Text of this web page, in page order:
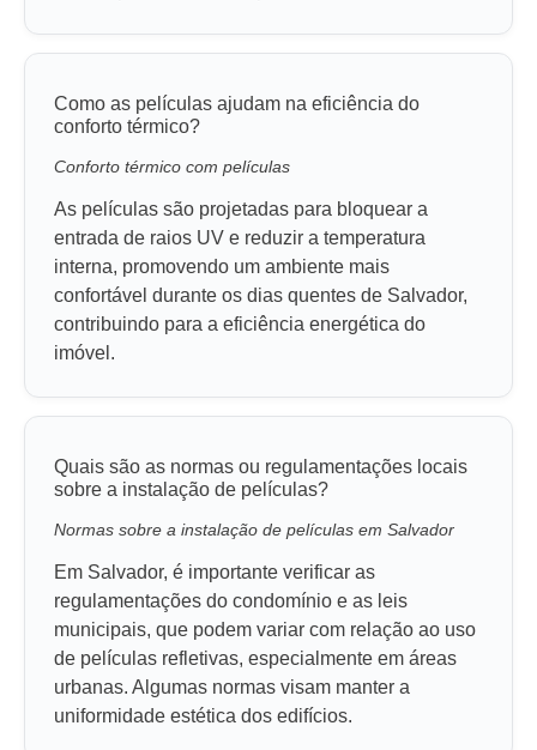
Como as películas ajudam na eficiência do
conforto térmico?
Conforto térmico com películas
As películas são projetadas para bloquear a
entrada de raios UV e reduzir a temperatura
interna, promovendo um ambiente mais
confortável durante os dias quentes de Salvador,
contribuindo para a eficiência energética do
imóvel.
Quais são as normas ou regulamentações locais
sobre a instalação de películas?
Normas sobre a instalação de películas em Salvador
Em Salvador, é importante verificar as
regulamentações do condomínio e as leis
municipais, que podem variar com relação ao uso
de películas refletivas, especialmente em áreas
urbanas. Algumas normas visam manter a
uniformidade estética dos edifícios.